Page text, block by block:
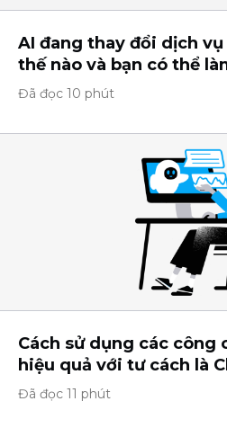
AI đang thay đổi dịch
thế nào và bạn có thể
Đã đọc 10 phút
Cách sử dụng các công
hiệu quả với tư cách là
Đã đọc 11 phút